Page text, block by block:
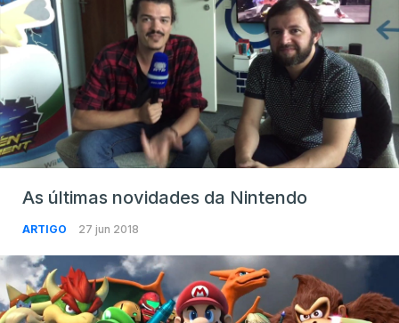
As últimas novidades da Nintendo
ARTIGO 27 jun 2018